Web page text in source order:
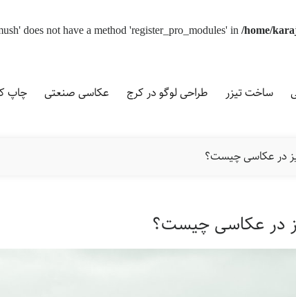
does not have a method 'register_pro_modules' in/home/
ساخت تیزر طراحی لوگو در کرج عکاسی صنعتی چاپ
در عکاسی چیست؟
در عکاسی چیست؟